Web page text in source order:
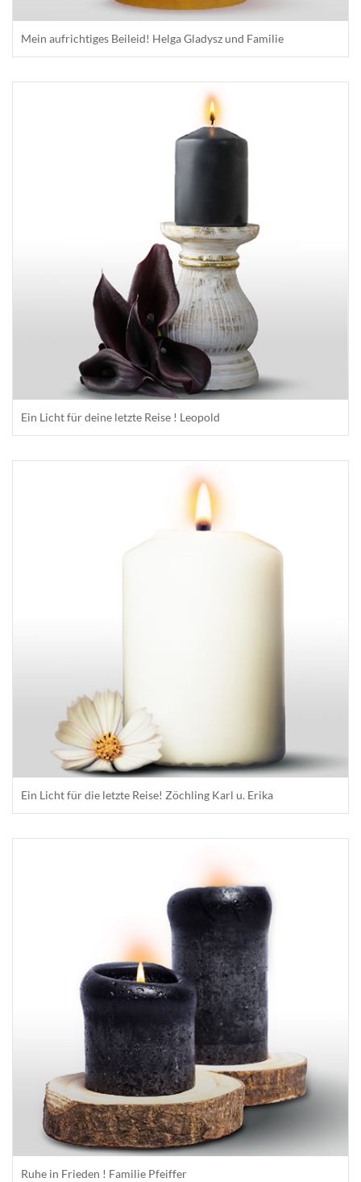
Mein aufrichtiges Beileid! Helga Gladysz und Familie
Ein Licht für deine letzte Reise ! Leopold
Ein Licht für die letzte Reise! Zöchling Karl u. Erika
Ruhe in Frieden ! Familie Pfeiffer